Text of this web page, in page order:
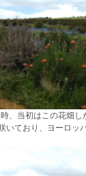
、当初はこの花畑
いており、ヨーロッ